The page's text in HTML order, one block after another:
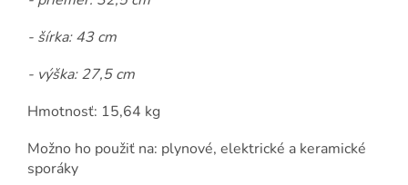
- šírka: 43 cm
- výška: 27,5 cm
Hmotnosť: 15,64 kg
Možno ho použiť na: plynové, elektrické a keramické
sporáky